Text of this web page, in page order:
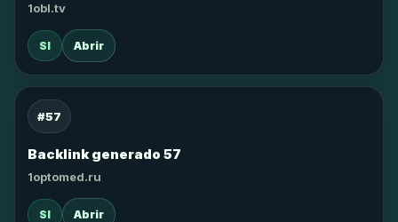
1obl.tv
SI Abrir
#57
Backlink generado 57
1optomed.ru
SI Abrir